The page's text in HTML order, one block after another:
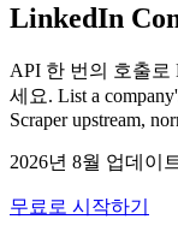
LinkedIn
API 한 번의 호출로
세요. List a
Scraper upstream,
2026년 8월 업데이
무료로 시작하기